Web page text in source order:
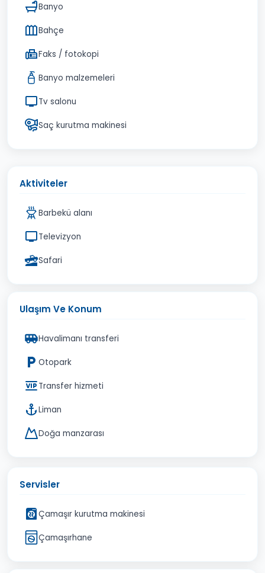
Banyo
Bahçe
Faks / fotokopi
Banyo malzemeleri
Tv salonu
Saç kurutma makinesi
Aktiviteler
Barbekü alanı
Televizyon
Safari
Ulaşım Ve Konum
Havalimanı transferi
Otopark
Transfer hizmeti
Liman
Doğa manzarası
Servisler
Çamaşır kurutma makinesi
Çamaşırhane